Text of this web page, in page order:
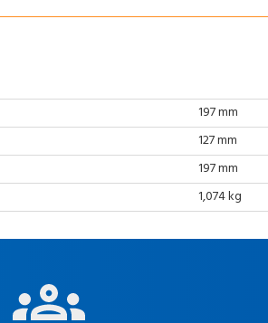
197 mm
127 mm
197 mm
1,074 kg